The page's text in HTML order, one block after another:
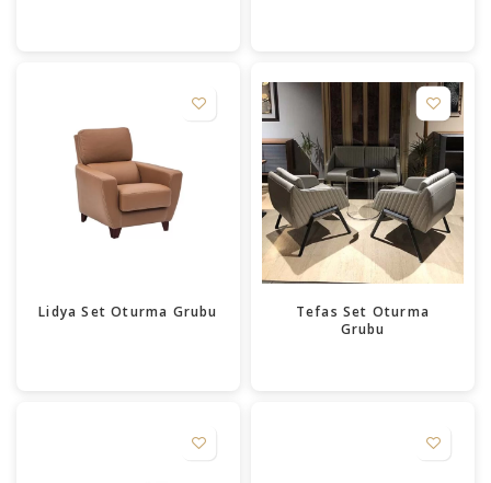
Lidya Set Oturma Grubu
Tefas Set Oturma
Grubu